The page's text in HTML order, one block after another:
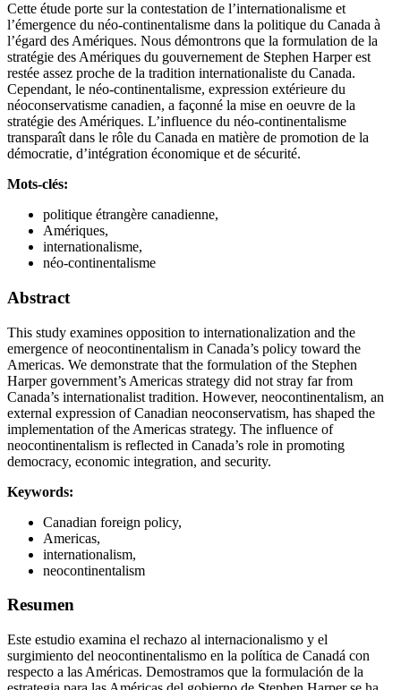
Cette étude porte sur la contestation de l’internationalisme et
l’émergence du néo-continentalisme dans la politique du Canada à
l’égard des Amériques. Nous démontrons que la formulation de la
stratégie des Amériques du gouvernement de Stephen Harper est
restée assez proche de la tradition internationaliste du Canada.
Cependant, le néo-continentalisme, expression extérieure du
néoconservatisme canadien, a façonné la mise en oeuvre de la
stratégie des Amériques. L’influence du néo-continentalisme
transparaît dans le rôle du Canada en matière de promotion de la
démocratie, d’intégration économique et de sécurité.
Mots-clés:
politique étrangère canadienne,
Amériques,
internationalisme,
néo-continentalisme
Abstract
This study examines opposition to internationalization and the
emergence of neocontinentalism in Canada’s policy toward the
Americas. We demonstrate that the formulation of the Stephen
Harper government’s Americas strategy did not stray far from
Canada’s internationalist tradition. However, neocontinentalism, an
external expression of Canadian neoconservatism, has shaped the
implementation of the Americas strategy. The influence of
neocontinentalism is reflected in Canada’s role in promoting
democracy, economic integration, and security.
Keywords:
Canadian foreign policy,
Americas,
internationalism,
neocontinentalism
Resumen
Este estudio examina el rechazo al internacionalismo y el
surgimiento del neocontinentalismo en la política de Canadá con
respecto a las Américas. Demostramos que la formulación de la